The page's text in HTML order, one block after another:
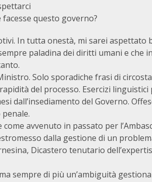
facesse questo governo?
In tutta onestà, mi sarei aspettato
paladina dei diritti umani e che
Solo sporadiche frasi di
del processo. Esercizi
dall’insediamento del Governo.
avvenuto in passato per
dalla gestione di un
Dicastero tenutario
sempre di più un’ambiguità